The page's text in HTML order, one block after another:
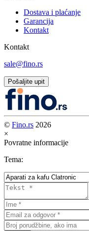
Dostava i plaćanje
Garancija
Kontakt
Kontakt
sale@fino.rs
Pošaljite upit
© Fino.rs 2026
×
Povratne informacije
Tema: